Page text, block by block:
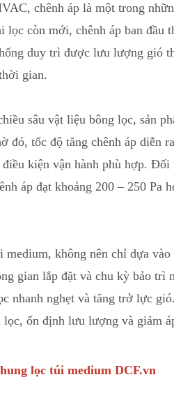
chênh áp là một trong
lọc còn mới, chênh áp ban đầu
duy trì được lưu lượng gió
gian.
sâu vật liệu bông lọc, sản
đó, tốc độ tăng chênh áp diễn
kiện vận hành phù hợp.
áp đạt khoảng 200 – 250 Pa
không nên chỉ dựa
gian lắp đặt và chu kỳ bảo trì
nhanh nghẹt và tăng trở lực gió.
ổn định lưu lượng và giảm
lọc túi medium DCF.vn